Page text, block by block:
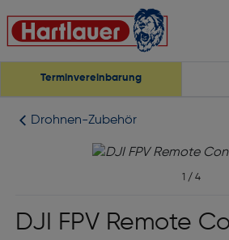
Terminvereinbarung
Drohnen-Zubehör
1 / 4
DJI FPV Remote